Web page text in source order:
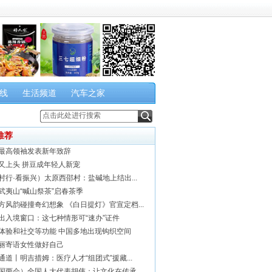
生活频道 汽车之家
荐
高领袖发表新年致辞
上头 拼豆成年轻人新宠
行·看振兴）太原西邵村：盐碱地上结出...
夷山“喊山祭茶”启春茶季
风韵碰撞奇幻想象 《白日提灯》官宣定档...
入境窗口：这七种情形可“速办”证件
验和社交等功能 中国多地出现钩织空间
寄语女性做好自己
道丨明吉措姆：医疗人才“组团式”援藏...